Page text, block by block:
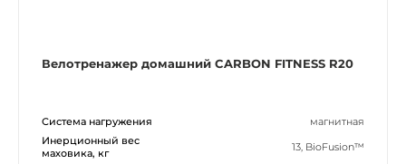
Велотренажер домашний CARBON FITNESS R20
Система нагружения
магнитная
Инерционный вес
маховика, кг
13, BioFusion™